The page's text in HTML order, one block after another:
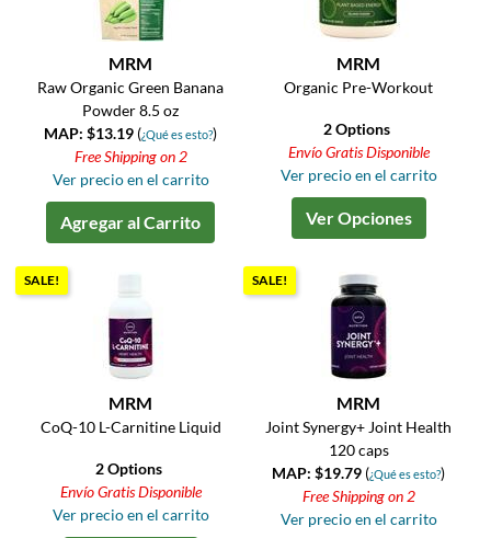
MRM
Raw Organic Green Banana
Powder 8.5 oz
MAP: $13.19 (¿Qué es esto?)
Free Shipping on 2
Ver precio en el carrito
Agregar al Carrito
MRM
Organic Pre-Workout
2 Options
Envío Gratis Disponible
Ver precio en el carrito
Ver Opciones
SALE!
MRM
CoQ-10 L-Carnitine Liquid
2 Options
Envío Gratis Disponible
Ver precio en el carrito
SALE!
MRM
Joint Synergy+ Joint Health
120 caps
MAP: $19.79 (¿Qué es esto?)
Free Shipping on 2
Ver precio en el carrito